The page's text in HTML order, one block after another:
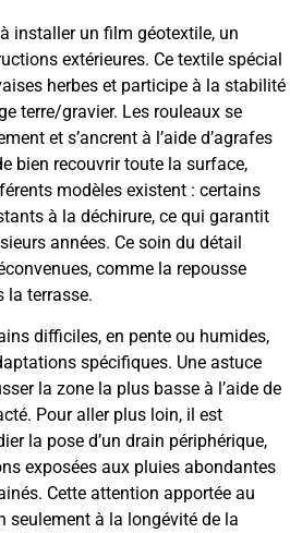
installer un film géotextile, un
extérieures. Ce textile spécial
herbes et participe à la stabilité
terre/gravier. Les rouleaux se
et s’ancrent à l’aide d’agrafes
bien recouvrir toute la surface,
modèles existent : certains
à la déchirure, ce qui garantit
années. Ce soin du détail
comme la repousse
la terrasse.
difficiles, en pente ou humides,
spécifiques. Une astuce
la zone la plus basse à l’aide de
Pour aller plus loin, il est
la pose d’un drain périphérique,
exposées aux pluies abondantes
Cette attention apportée au
seulement à la longévité de la